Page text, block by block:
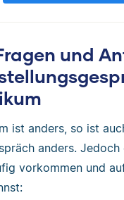
und
ist anders, so ist
anders.
vorkommen und